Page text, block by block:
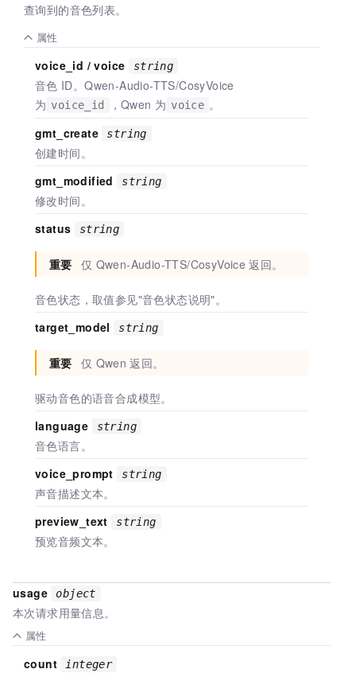
查询到的音色列表。
属性
voice_id / voice string
音色 ID。Qwen-Audio-TTS/CosyVoice
为 voice_id ，Qwen 为 voice 。
gmt_create
string
创建时间。
gmt_modified
string
修改时间。
status
string
重要 仅 Qwen-Audio-TTS/CosyVoice 返回。
音色状态，取值参见"音色状态说明"。
target_model
string
重要 仅 Qwen 返回。
驱动音色的语音合成模型。
language
string
音色语言。
voice_prompt
string
声音描述文本。
preview_text
string
预览音频文本。
usage object
本次请求用量信息。
属性
count integer